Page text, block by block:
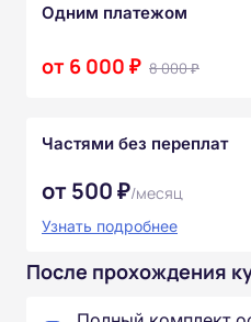
Одним платежом
от 6 000 ₽ 8 000 ₽
Частями без переплат
от 500 ₽/месяц
Узнать подробнее
После прохождения